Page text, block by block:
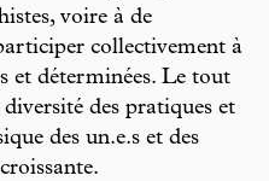
voire à de
collectivement à
et déterminées. Le tout
des pratiques et
des un.e.s et des